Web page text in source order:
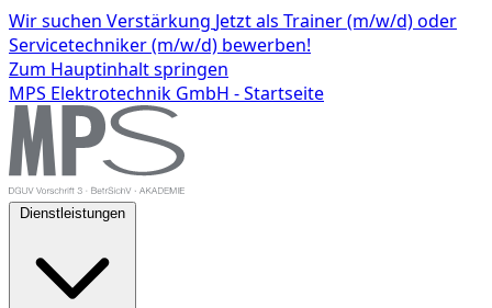
Wir suchen Verstärkung Jetzt als Trainer (m/w/d) oder
Servicetechniker (m/w/d) bewerben!
Zum Hauptinhalt springen
MPS Elektrotechnik GmbH - Startseite
Dienstleistungen